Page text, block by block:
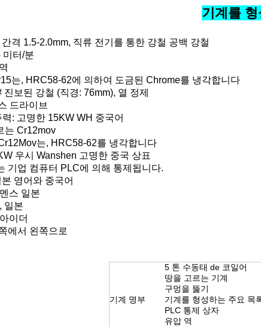
기계를
격 1.5-2.0mm, 직류 전기를 통한 강철 공백 강철
미터/분
는, HRC58-62에 의하여 도금된 Chrome를 냉각합니다
보된 강철 (직경: 76mm), 열 정제
드라이브
: 고명한 15KW WH 중국어
는 Cr12mov
는, HRC58-62를 냉각합니다
우시 Wanshen 고명한 중국 상표
기업 컴퓨터 PLC에 의해 통제됩니다.
영어와 중국어
스 일본
일본
이더
에서 왼쪽으로
기계 명부
5 톤 수동태 de 코일어
땅을 고르는 기계
구멍을 뚫기
기계를 형성하는 주요 목
PLC 통제 상자
유압 역